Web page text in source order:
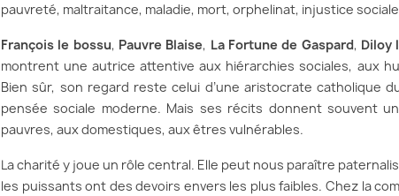
pauvreté, maltraitance, maladie, mort, orphelinat, injustice
François le bossu, Pauvre Blaise, La Fortune de Gaspard, Diloy
montrent une autrice attentive aux hiérarchies sociales, aux
Bien sûr, son regard reste celui d’une aristocrate catholique
pensée sociale moderne. Mais ses récits donnent souvent
pauvres, aux domestiques, aux êtres vulnérables.
La charité y joue un rôle central. Elle peut nous paraître
les puissants ont des devoirs envers les plus faibles. Chez la